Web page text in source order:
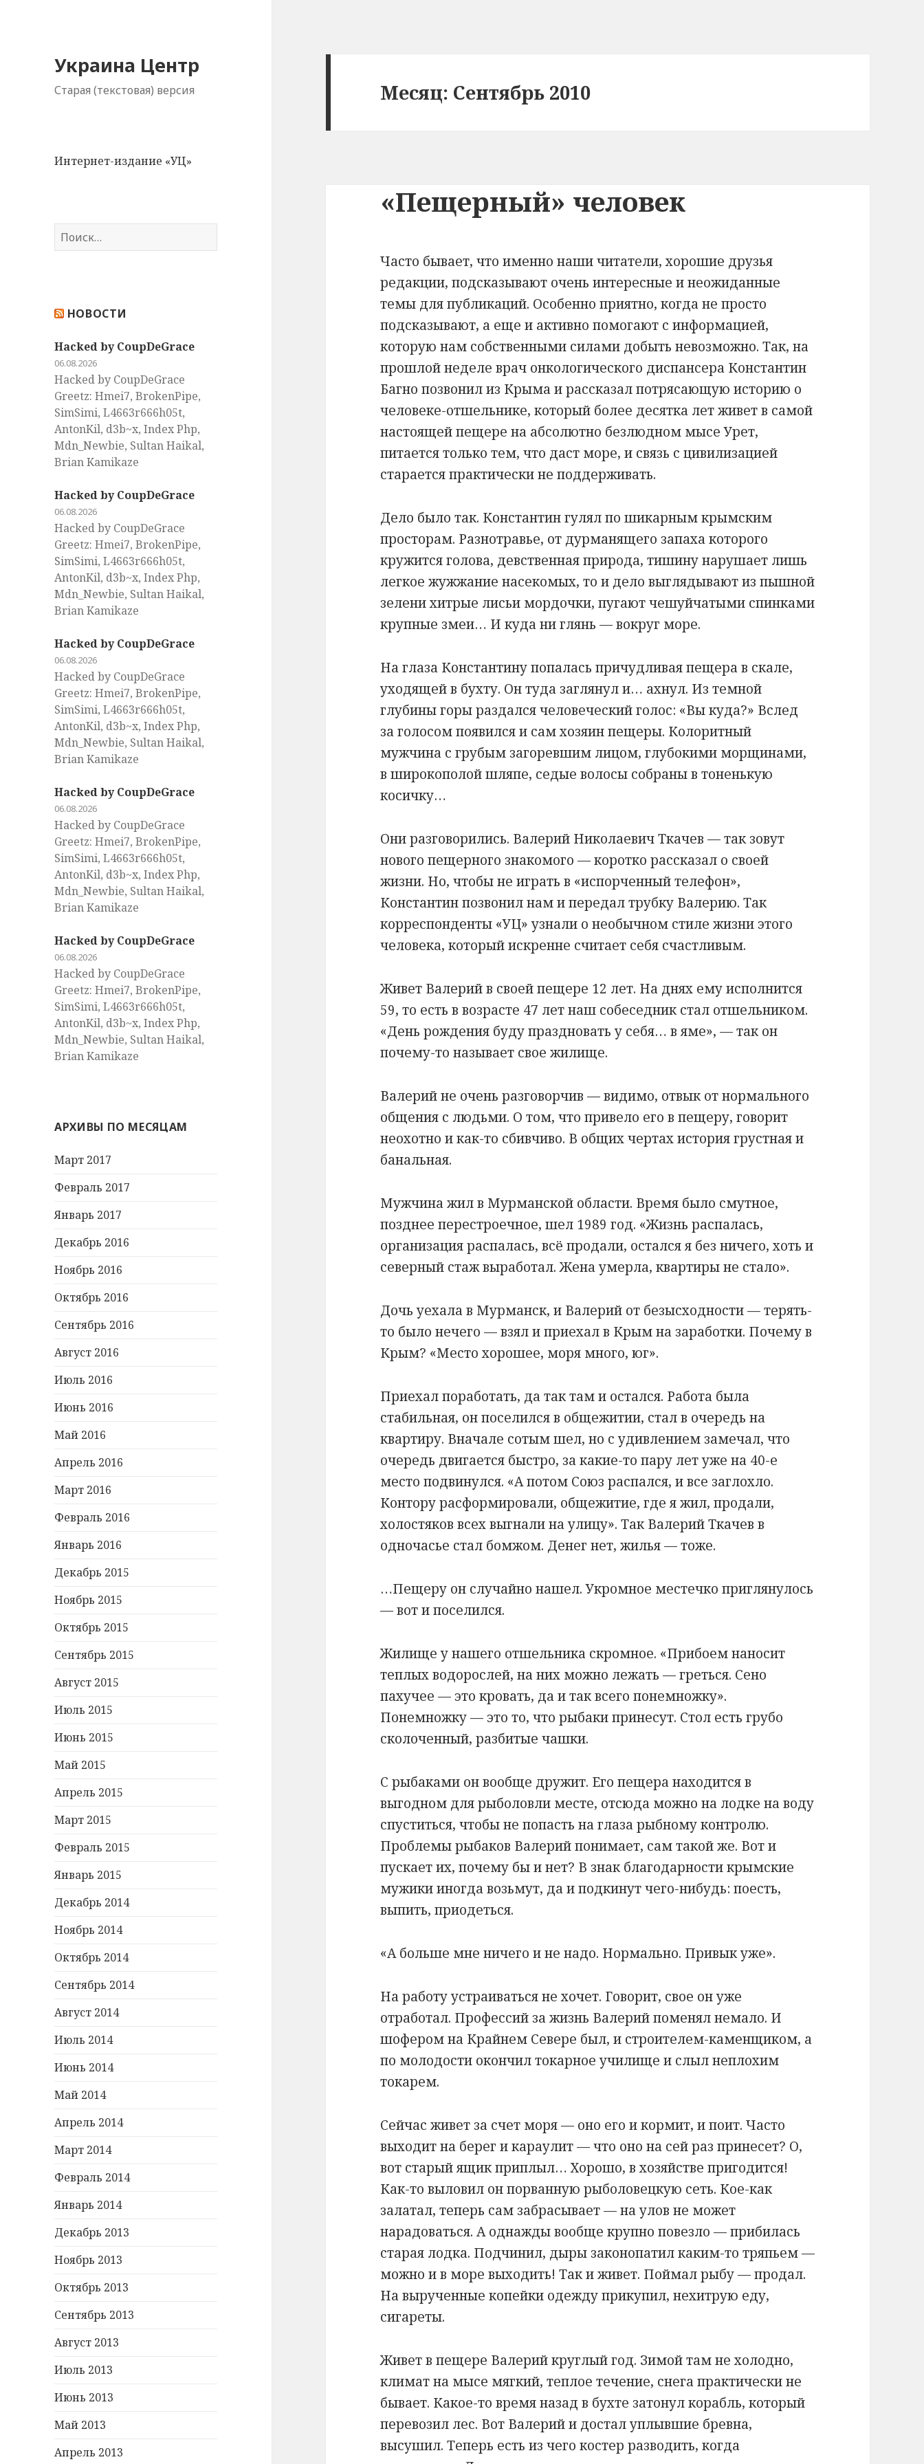
Украина Центр
Старая (текстовая) версия
Интернет-издание «УЦ»
Н
а
:
НОВОСТИ
Hacked by CoupDeGrace
06.08.2026
Hacked by CoupDeGrace
Greetz: Hmei7, BrokenPipe,
SimSimi, L4663r666h05t,
AntonKil, d3b~x, Index Php,
Mdn_Newbie, Sultan Haikal,
Brian Kamikaze
Hacked by CoupDeGrace
06.08.2026
Hacked by CoupDeGrace
Greetz: Hmei7, BrokenPipe,
SimSimi, L4663r666h05t,
AntonKil, d3b~x, Index Php,
Mdn_Newbie, Sultan Haikal,
Brian Kamikaze
Hacked by CoupDeGrace
06.08.2026
Hacked by CoupDeGrace
Greetz: Hmei7, BrokenPipe,
SimSimi, L4663r666h05t,
AntonKil, d3b~x, Index Php,
Mdn_Newbie, Sultan Haikal,
Brian Kamikaze
Hacked by CoupDeGrace
06.08.2026
Hacked by CoupDeGrace
Greetz: Hmei7, BrokenPipe,
SimSimi, L4663r666h05t,
AntonKil, d3b~x, Index Php,
Mdn_Newbie, Sultan Haikal,
Brian Kamikaze
Hacked by CoupDeGrace
06.08.2026
Hacked by CoupDeGrace
Greetz: Hmei7, BrokenPipe,
SimSimi, L4663r666h05t,
AntonKil, d3b~x, Index Php,
Mdn_Newbie, Sultan Haikal,
Brian Kamikaze
АРХИВЫ ПО МЕСЯЦАМ
Март 2017
Февраль 2017
Январь 2017
Декабрь 2016
Ноябрь 2016
Октябрь 2016
Сентябрь 2016
Август 2016
Июль 2016
Июнь 2016
Май 2016
Апрель 2016
Март 2016
Февраль 2016
Январь 2016
Декабрь 2015
Ноябрь 2015
Октябрь 2015
Сентябрь 2015
Август 2015
Июль 2015
Июнь 2015
Май 2015
Апрель 2015
Март 2015
Февраль 2015
Январь 2015
Декабрь 2014
Ноябрь 2014
Октябрь 2014
Сентябрь 2014
Август 2014
Июль 2014
Июнь 2014
Май 2014
Апрель 2014
Март 2014
Февраль 2014
Январь 2014
Декабрь 2013
Ноябрь 2013
Октябрь 2013
Сентябрь 2013
Август 2013
Июль 2013
Июнь 2013
Май 2013
Апрель 2013
Месяц: Сентябрь 2010
«Пещерный» человек
Часто бывает, что именно наши читатели, хорошие друзья
редакции, подсказывают очень интересные и неожиданные
темы для публикаций. Особенно приятно, когда не просто
подсказывают, а еще и активно помогают с информацией,
которую нам собственными силами добыть невозможно. Так, на
прошлой неделе врач онкологического диспансера Константин
Багно позвонил из Крыма и рассказал потрясающую историю о
человеке-отшельнике, который более десятка лет живет в самой
настоящей пещере на абсолютно безлюдном мысе Урет,
питается только тем, что даст море, и связь с цивилизацией
старается практически не поддерживать.
Дело было так. Константин гулял по шикарным крымским
просторам. Разнотравье, от дурманящего запаха которого
кружится голова, девственная природа, тишину нарушает лишь
легкое жужжание насекомых, то и дело выглядывают из пышной
зелени хитрые лисьи мордочки, пугают чешуйчатыми спинками
крупные змеи… И куда ни глянь — вокруг море.
На глаза Константину попалась причудливая пещера в скале,
уходящей в бухту. Он туда заглянул и… ахнул. Из темной
глубины горы раздался человеческий голос: «Вы куда?» Вслед
за голосом появился и сам хозяин пещеры. Колоритный
мужчина с грубым загоревшим лицом, глубокими морщинами,
в широкополой шляпе, седые волосы собраны в тоненькую
косичку…
Они разговорились. Валерий Николаевич Ткачев — так зовут
нового пещерного знакомого — коротко рассказал о своей
жизни. Но, чтобы не играть в «испорченный телефон»,
Константин позвонил нам и передал трубку Валерию. Так
корреспонденты «УЦ» узнали о необычном стиле жизни этого
человека, который искренне считает себя счастливым.
Живет Валерий в своей пещере 12 лет. На днях ему исполнится
59, то есть в возрасте 47 лет наш собеседник стал отшельником.
«День рождения буду праздновать у себя… в яме», — так он
почему-то называет свое жилище.
Валерий не очень разговорчив — видимо, отвык от нормального
общения с людьми. О том, что привело его в пещеру, говорит
неохотно и как-то сбивчиво. В общих чертах история грустная и
банальная.
Мужчина жил в Мурманской области. Время было смутное,
позднее перестроечное, шел 1989 год. «Жизнь распалась,
организация распалась, всё продали, остался я без ничего, хоть и
северный стаж выработал. Жена умерла, квартиры не стало».
Дочь уехала в Мурманск, и Валерий от безысходности — терять-
то было нечего — взял и приехал в Крым на заработки. Почему в
Крым? «Место хорошее, моря много, юг».
Приехал поработать, да так там и остался. Работа была
стабильная, он поселился в общежитии, стал в очередь на
квартиру. Вначале сотым шел, но с удивлением замечал, что
очередь двигается быстро, за какие-то пару лет уже на 40-е
место подвинулся. «А потом Союз распался, и все заглохло.
Контору расформировали, общежитие, где я жил, продали,
холостяков всех выгнали на улицу». Так Валерий Ткачев в
одночасье стал бомжом. Денег нет, жилья — тоже.
…Пещеру он случайно нашел. Укромное местечко приглянулось
— вот и поселился.
Жилище у нашего отшельника скромное. «Прибоем наносит
теплых водорослей, на них можно лежать — греться. Сено
пахучее — это кровать, да и так всего понемножку».
Понемножку — это то, что рыбаки принесут. Стол есть грубо
сколоченный, разбитые чашки.
С рыбаками он вообще дружит. Его пещера находится в
выгодном для рыболовли месте, отсюда можно на лодке на воду
спуститься, чтобы не попасть на глаза рыбному контролю.
Проблемы рыбаков Валерий понимает, сам такой же. Вот и
пускает их, почему бы и нет? В знак благодарности крымские
мужики иногда возьмут, да и подкинут чего-нибудь: поесть,
выпить, приодеться.
«А больше мне ничего и не надо. Нормально. Привык уже».
На работу устраиваться не хочет. Говорит, свое он уже
отработал. Профессий за жизнь Валерий поменял немало. И
шофером на Крайнем Севере был, и строителем-каменщиком, а
по молодости окончил токарное училище и слыл неплохим
токарем.
Сейчас живет за счет моря — оно его и кормит, и поит. Часто
выходит на берег и караулит — что оно на сей раз принесет? О,
вот старый ящик приплыл… Хорошо, в хозяйстве пригодится!
Как-то выловил он порванную рыболовецкую сеть. Кое-как
залатал, теперь сам забрасывает — на улов не может
нарадоваться. А однажды вообще крупно повезло — прибилась
старая лодка. Подчинил, дыры законопатил каким-то тряпьем —
можно и в море выходить! Так и живет. Поймал рыбу — продал.
На вырученные копейки одежду прикупил, нехитрую еду,
сигареты.
Живет в пещере Валерий круглый год. Зимой там не холодно,
климат на мысе мягкий, теплое течение, снега практически не
бывает. Какое-то время назад в бухте затонул корабль, который
перевозил лес. Вот Валерий и достал уплывшие бревна,
высушил. Теперь есть из чего костер разводить, когда